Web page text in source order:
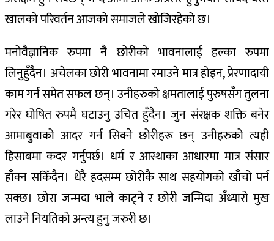
खालको परिवर्तन आजको समाजले खोजिरहेको छ।
मनोवैज्ञानिक रुपमा नै छोरीको भावनालाई हल्का रुपमा
लिनुहुँदैन। अचेलका छोरी भावनामा रमाउने मात्र होइन, प्रेरणादायी
काम गर्न समेत सफल छन्। उनीहरुको क्षमतालाई पुरुषसँग तुलना
गरेर घोषित रुपमै घटाउनु उचित हुँदैन। जुन संरक्षक शक्ति बनेर
आमाबुवाको आदर गर्न सिक्ने छोरीहरू छन् उनीहरुको त्यही
हिसाबमा कदर गर्नुपर्छ। धर्म र आस्थाका आधारमा मात्र संसार
हाँक्न सकिँदैन। धेरै हदसम्म छोरीकै साथ सहयोगको खाँचो पर्न
सक्छ। छोरा जन्मदा भाले काट्ने र छोरी जन्मिदा अँध्यारो मुख
लाउने नियतिको अन्त्य हुनु जरुरी छ।